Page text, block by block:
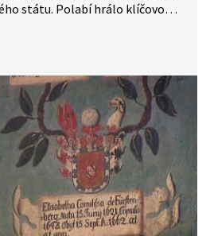
státu. Polabí hrálo klíčovou
krajině nám běh dějin
základem je jedna velká řeka
ramen, lužními lesy, mosty
říční krajiny však pokračuje